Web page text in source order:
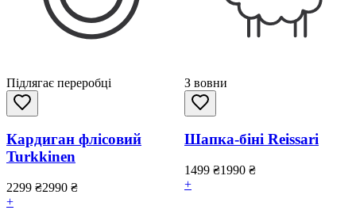
Підлягає переробці
Кардиган флісовий
Turkkinen
2299 ₴2990 ₴
+
З вовни
Шапка-біні Reissari
1499 ₴1990 ₴
+